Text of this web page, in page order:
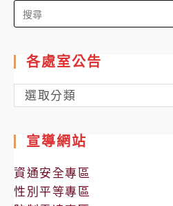
Search
for:
各處室公告
各
處
公
告
選取分類
宣導網站
資通安全專區
性別平等專區